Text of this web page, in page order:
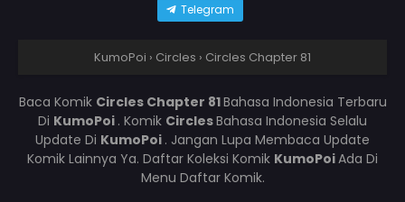
Telegram
KumoPoi › Circles › Circles Chapter 81
Baca Komik Circles Chapter 81Bahasa Indonesia Terbaru
Di KumoPoi . Komik CirclesBahasa Indonesia Selalu
Update Di KumoPoi . Jangan Lupa Membaca Update
Komik Lainnya Ya. Daftar Koleksi Komik KumoPoiAda Di
Menu Daftar Komik.